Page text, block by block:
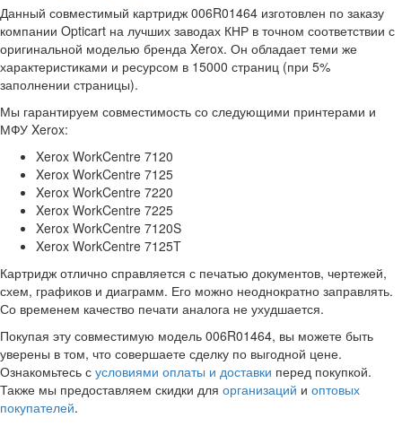
Данный совместимый картридж 006R01464 изготовлен по заказу
компании Opticart на лучших заводах КНР в точном соответствии с
оригинальной моделью бренда Xerox. Он обладает теми же
характеристиками и ресурсом в 15000 страниц (при 5%
заполнении страницы).
Мы гарантируем совместимость со следующими принтерами и
МФУ Xerox:
Xerox WorkCentre 7120
Xerox WorkCentre 7125
Xerox WorkCentre 7220
Xerox WorkCentre 7225
Xerox WorkCentre 7120S
Xerox WorkCentre 7125T
Картридж отлично справляется с печатью документов, чертежей,
схем, графиков и диаграмм. Его можно неоднократно заправлять.
Со временем качество печати аналога не ухудшается.
Покупая эту совместимую модель 006R01464, вы можете быть
уверены в том, что совершаете сделку по выгодной цене.
Ознакомьтесь с условиями оплаты и доставки перед покупкой.
Также мы предоставляем скидки для организаций и оптовых
покупателей.